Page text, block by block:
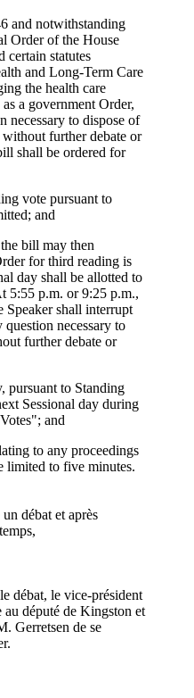
and notwithstanding
Order of the House
statutes
and Long-Term Care
the health care
a government Order,
necessary to dispose of
further debate or
shall be ordered for
vote pursuant to
and
bill may then
for third reading is
day shall be allotted to
5:55 p.m. or 9:25 p.m.,
Speaker shall interrupt
necessary to
further debate or
pursuant to Standing
Sessional day during
and
to any proceedings
limited to five minutes.
débat et après
débat, le vice-président
au député de Kingston et
Gerretsen de se